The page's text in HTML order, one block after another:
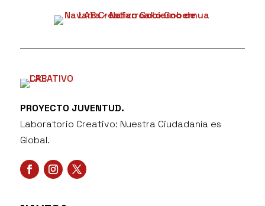
PROYECTO JUVENTUD.
Laboratorio Creativo: Nuestra Ciudadanía es
Global.